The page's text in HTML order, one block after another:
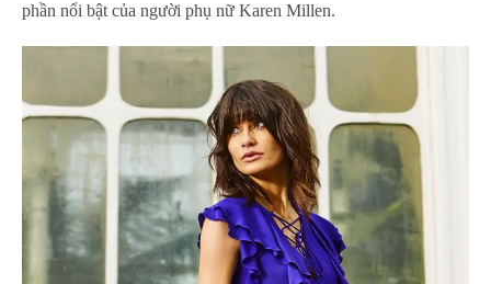
phần nổi bật của người phụ nữ Karen Millen.